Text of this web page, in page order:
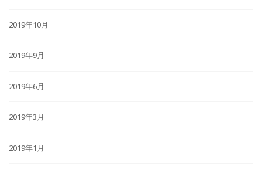
2019年10月
2019年9月
2019年6月
2019年3月
2019年1月